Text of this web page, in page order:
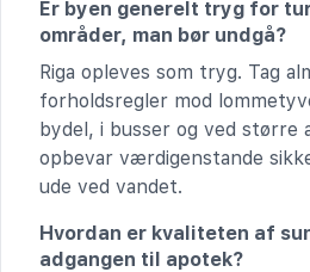
Er byen generelt tryg for
områder, man bør undgå?
Riga opleves som tryg. Tag
forholdsregler mod
bydel, i busser og ved større
opbevar værdigenstande
ude ved vandet.
Hvordan er kvaliteten af
adgangen til apotek?